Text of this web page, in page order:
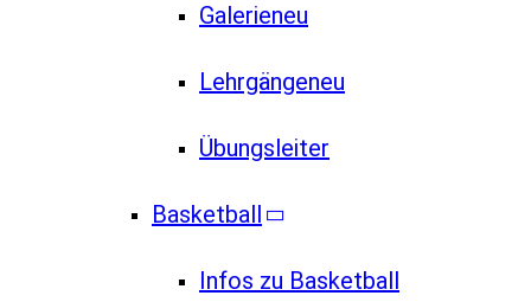
Galerieneu
Lehrgängeneu
Übungsleiter
Basketball
Infos zu Basketball